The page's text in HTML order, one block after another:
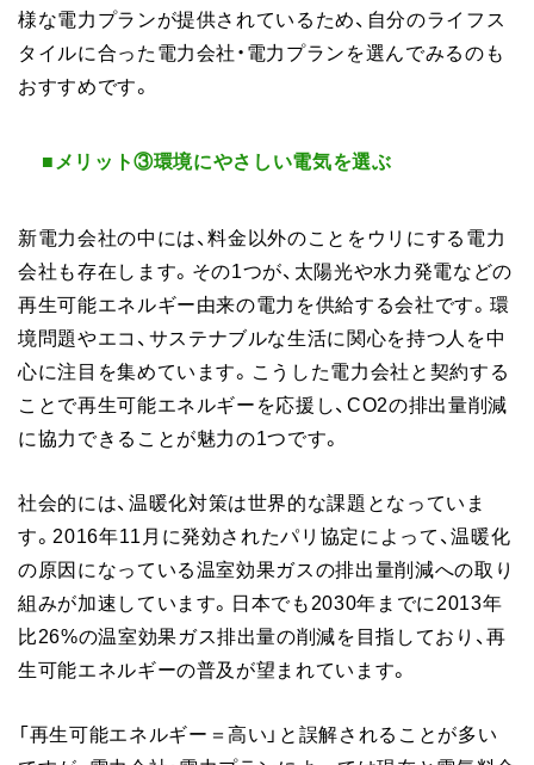
様な電力プランが提供されているため、自分のライフス
タイルに合った電力会社・電力プランを選んでみるのも
おすすめです。
■メリット③環境にやさしい電気を選ぶ
新電力会社の中には、料金以外のことをウリにする電力
会社も存在します。その1つが、太陽光や水力発電などの
再生可能エネルギー由来の電力を供給する会社です。環
境問題やエコ、サステナブルな生活に関心を持つ人を中
心に注目を集めています。こうした電力会社と契約する
ことで再生可能エネルギーを応援し、CO2の排出量削減
に協力できることが魅力の1つです。
社会的には、温暖化対策は世界的な課題となっていま
す。2016年11月に発効されたパリ協定によって、温暖化
の原因になっている温室効果ガスの排出量削減への取り
組みが加速しています。日本でも2030年までに2013年
比26%の温室効果ガス排出量の削減を目指しており、再
生可能エネルギーの普及が望まれています。
「再生可能エネルギー＝高い」と誤解されることが多い